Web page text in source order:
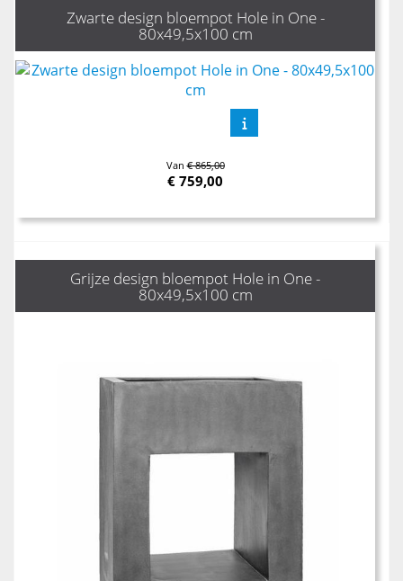
Zwarte design bloempot Hole in One -
80x49,5x100 cm
Van€ 865,00
€ 759,00
Grijze design bloempot Hole in One -
80x49,5x100 cm